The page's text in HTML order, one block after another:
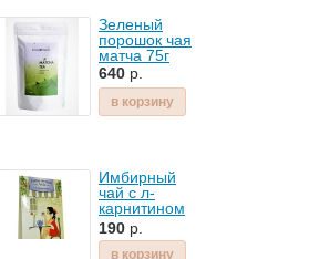
Зеленый
порошок чая
матча 75г
640 р.
в корзину
Имбирный
чай с л-
карнитином
Стройная
фигура 20ф/
пак
190 р.
в корзину